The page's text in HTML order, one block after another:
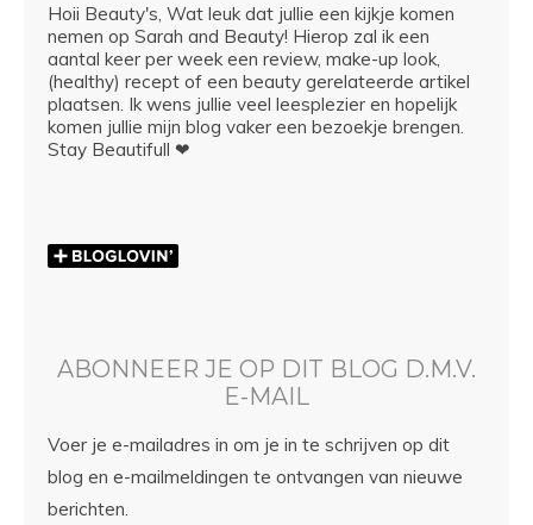
Hoii Beauty's, Wat leuk dat jullie een kijkje komen
nemen op Sarah and Beauty! Hierop zal ik een
aantal keer per week een review, make-up look,
(healthy) recept of een beauty gerelateerde artikel
plaatsen. Ik wens jullie veel leesplezier en hopelijk
komen jullie mijn blog vaker een bezoekje brengen.
Stay Beautifull ❤
ABONNEER JE OP DIT BLOG D.M.V.
E-MAIL
Voer je e-mailadres in om je in te schrijven op dit
blog en e-mailmeldingen te ontvangen van nieuwe
berichten.